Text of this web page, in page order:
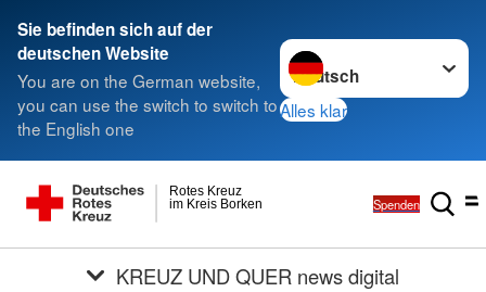
Sie befinden sich auf der
deutschen Website
You are on the German website,
you can use the switch to switch to
the English one
Sprache wechseln zu
Alles klar
im Kreis Borken
Rotes Kreuz
Spenden
KREUZ UND QUER news digital